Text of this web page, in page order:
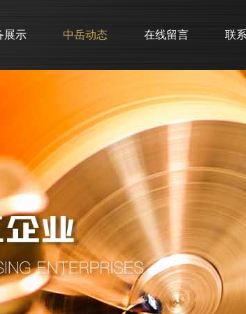
展示 中岳动态 在线留言 联